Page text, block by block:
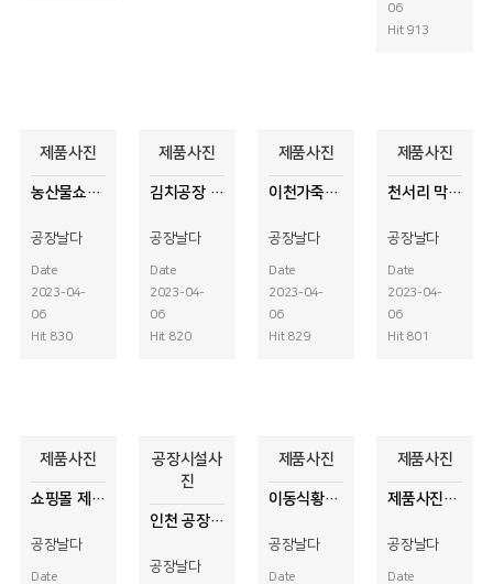
06
Hit 913
제품사진
농산물쇼핑몰 제품등록용 제품사진촬영
공장날다
Date
2023-04-
06
Hit 830
제품사진
김치공장 김치제품사진
공장날다
Date
2023-04-
06
Hit 820
제품사진
이천가죽공방 제품사진촬영
공장날다
Date
2023-04-
06
Hit 829
제품사진
천서리 막국수 제품사진촬영
공장날다
Date
2023-04-
06
Hit 801
제품사진
쇼핑몰 제품등록용 가로등 사진
공장날다
Date
공장시설사
진
인천 공장시설사진, 드론사진
공장날다
제품사진
이동식황토방 시설사진
공장날다
Date
제품사진
제품사진촬영
공장날다
Date